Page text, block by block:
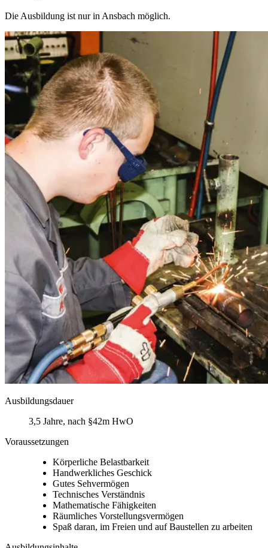
Die Ausbildung ist nur in Ansbach möglich.
Ausbildungsdauer
3,5 Jahre, nach §42m HwO
Voraussetzungen
Körperliche Belastbarkeit
Handwerkliches Geschick
Gutes Sehvermögen
Technisches Verständnis
Mathematische Fähigkeiten
Räumliches Vorstellungsvermögen
Spaß daran, im Freien und auf Baustellen zu arbeiten